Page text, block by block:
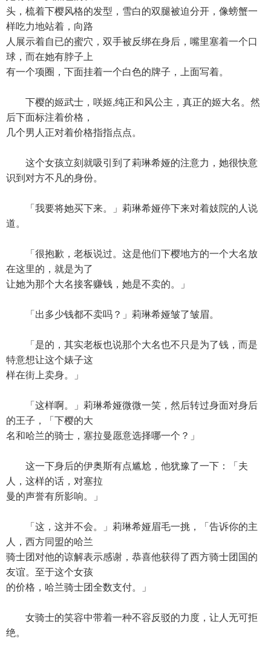
头，梳着下樱风格的发型，雪白的双腿被迫分开，像螃蟹一
样吃力地站着，向路
人展示着自已的蜜穴，双手被反绑在身后，嘴里塞着一个口
球，而在她有脖子上
有一个项圈，下面挂着一个白色的牌子，上面写着。
下樱的姬武士，咲姬,纯正和风公主，真正的姬大名。然
后下面标注着价格，
几个男人正对着价格指指点点。
这个女孩立刻就吸引到了莉琳希娅的注意力，她很快意
识到对方不凡的身份。
「我要将她买下来。」莉琳希娅停下来对着妓院的人说
道。
「很抱歉，老板说过。这是他们下樱地方的一个大名放
在这里的，就是为了
让她为那个大名接客赚钱，她是不卖的。」
「出多少钱都不卖吗？」莉琳希娅皱了皱眉。
「是的，其实老板也说那个大名也不只是为了钱，而是
特意想让这个婊子这
样在街上卖身。」
「这样啊。」莉琳希娅微微一笑，然后转过身面对身后
的王子，「下樱的大
名和哈兰的骑士，塞拉曼愿意选择哪一个？」
这一下身后的伊奥斯有点尴尬，他犹豫了一下：「夫
人，这样的话，对塞拉
曼的声誉有所影响。」
「这，这并不会。」莉琳希娅眉毛一挑，「告诉你的主
人，西方同盟的哈兰
骑士团对他的谅解表示感谢，恭喜他获得了西方骑士团国的
友谊。至于这个女孩
的价格，哈兰骑士团全数支付。」
女骑士的笑容中带着一种不容反驳的力度，让人无可拒
绝。